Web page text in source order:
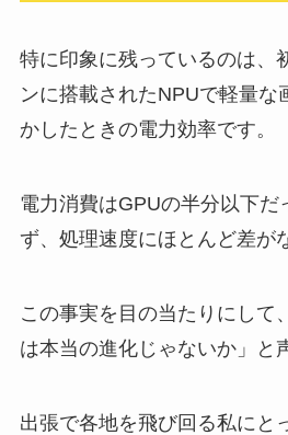
特に印象に残っているのは、
ンに搭載されたNPUで軽量な
かしたときの電力効率です。
電力消費はGPUの半分以下だ
ず、処理速度にほとんど差が
この事実を目の当たりにして
は本当の進化じゃないか」と
出張で各地を飛び回る私にと